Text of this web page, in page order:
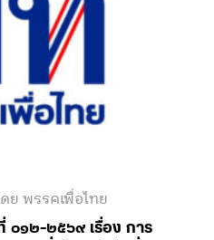
ย พรรคเพื่อไทย
๐๑๒-๒๕๖๙ เรื่อง การ